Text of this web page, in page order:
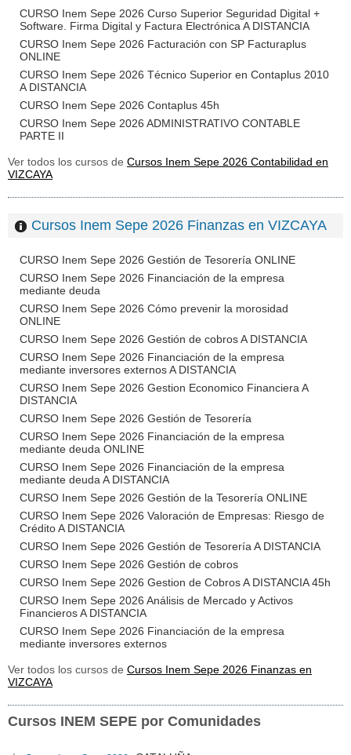
CURSO Inem Sepe 2026 Curso Superior Seguridad Digital +
Software. Firma Digital y Factura Electrónica A DISTANCIA
CURSO Inem Sepe 2026 Facturación con SP Facturaplus
ONLINE
CURSO Inem Sepe 2026 Técnico Superior en Contaplus 2010
A DISTANCIA
CURSO Inem Sepe 2026 Contaplus 45h
CURSO Inem Sepe 2026 ADMINISTRATIVO CONTABLE
PARTE II
Ver todos los cursos de Cursos Inem Sepe 2026 Contabilidad en
VIZCAYA
Cursos Inem Sepe 2026 Finanzas en VIZCAYA
CURSO Inem Sepe 2026 Gestión de Tesorería ONLINE
CURSO Inem Sepe 2026 Financiación de la empresa
mediante deuda
CURSO Inem Sepe 2026 Cómo prevenir la morosidad
ONLINE
CURSO Inem Sepe 2026 Gestión de cobros A DISTANCIA
CURSO Inem Sepe 2026 Financiación de la empresa
mediante inversores externos A DISTANCIA
CURSO Inem Sepe 2026 Gestion Economico Financiera A
DISTANCIA
CURSO Inem Sepe 2026 Gestión de Tesorería
CURSO Inem Sepe 2026 Financiación de la empresa
mediante deuda ONLINE
CURSO Inem Sepe 2026 Financiación de la empresa
mediante deuda A DISTANCIA
CURSO Inem Sepe 2026 Gestión de la Tesorería ONLINE
CURSO Inem Sepe 2026 Valoración de Empresas: Riesgo de
Crédito A DISTANCIA
CURSO Inem Sepe 2026 Gestión de Tesorería A DISTANCIA
CURSO Inem Sepe 2026 Gestión de cobros
CURSO Inem Sepe 2026 Gestion de Cobros A DISTANCIA 45h
CURSO Inem Sepe 2026 Análisis de Mercado y Activos
Financieros A DISTANCIA
CURSO Inem Sepe 2026 Financiación de la empresa
mediante inversores externos
Ver todos los cursos de Cursos Inem Sepe 2026 Finanzas en
VIZCAYA
Cursos INEM SEPE por Comunidades